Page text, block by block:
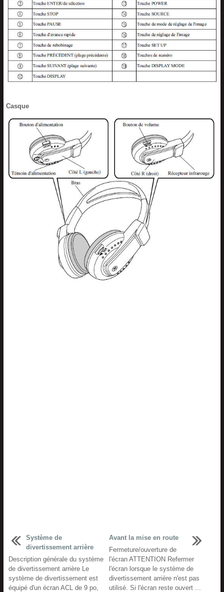
Casque
Système de
divertissement arrière
Description générale du système
de divertissement arrière Le
système de divertissement est
équipé d'un écran ACL de 9 po,
Avant la mise en route
Fermeture/ouverture de
l'écran ATTENTION Refermer
l'écran lorsque le système de
divertissement arrière n'est pas
utilisé. Si l'écran reste ouvert ...